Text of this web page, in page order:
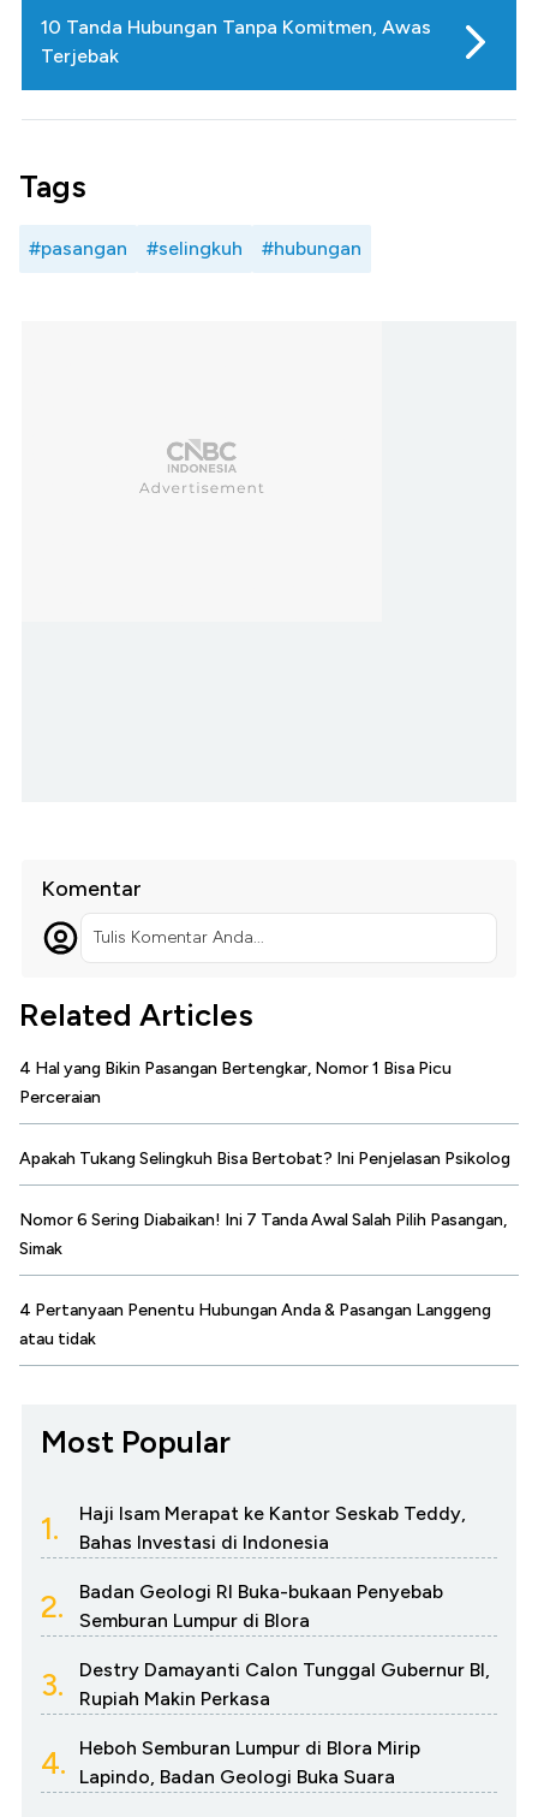
10 Tanda Hubungan Tanpa Komitmen, Awas
Terjebak
Tags
#pasangan #selingkuh #hubungan
Komentar
Tulis Komentar Anda...
Related Articles
4 Hal yang Bikin Pasangan Bertengkar, Nomor 1 Bisa Picu
Perceraian
Apakah Tukang Selingkuh Bisa Bertobat? Ini Penjelasan Psikolog
Nomor 6 Sering Diabaikan! Ini 7 Tanda Awal Salah Pilih Pasangan,
Simak
4 Pertanyaan Penentu Hubungan Anda & Pasangan Langgeng
atau tidak
Most Popular
1.
Haji Isam Merapat ke Kantor Seskab Teddy,
Bahas Investasi di Indonesia
2.
Badan Geologi RI Buka-bukaan Penyebab
Semburan Lumpur di Blora
3.
Destry Damayanti Calon Tunggal Gubernur BI,
Rupiah Makin Perkasa
4.
Heboh Semburan Lumpur di Blora Mirip
Lapindo, Badan Geologi Buka Suara